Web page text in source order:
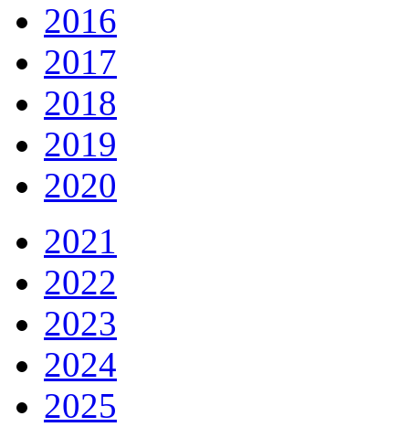
2016
2017
2018
2019
2020
2021
2022
2023
2024
2025